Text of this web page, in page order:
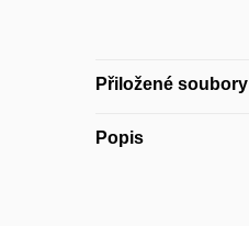
Přiložené soubory
Popis